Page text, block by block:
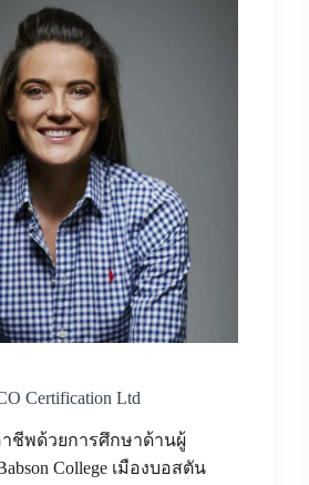
Certification Ltd
าชีพด้วยการศึกษาด้านผู้
College เมืองบอสตัน